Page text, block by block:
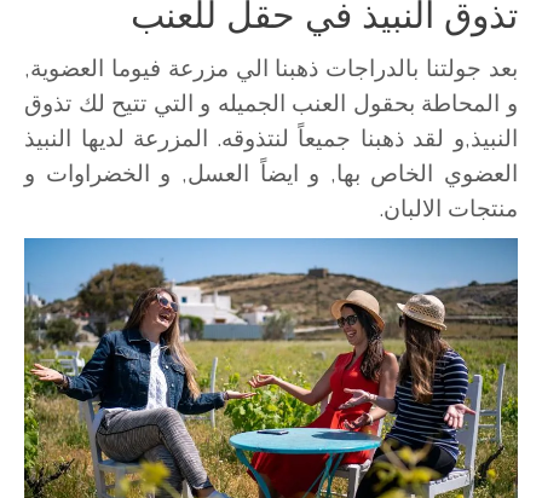
تذوق النبيذ في حقل للعنب
بعد جولتنا بالدراجات ذهبنا الي مزرعة فيوما العضوية,
و المحاطة بحقول العنب الجميله و التي تتيح لك تذوق
النبيذ,و لقد ذهبنا جميعاً لنتذوقه. المزرعة لديها النبيذ
العضوي الخاص بها, و ايضاً العسل, و الخضراوات و
منتجات الالبان.